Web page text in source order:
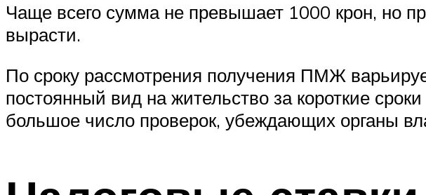
Чаще всего сумма не превышает 1000 крон, но
вырасти.
По сроку рассмотрения получения ПМЖ
постоянный вид на жительство за короткие
большое число проверок, убеждающих органы